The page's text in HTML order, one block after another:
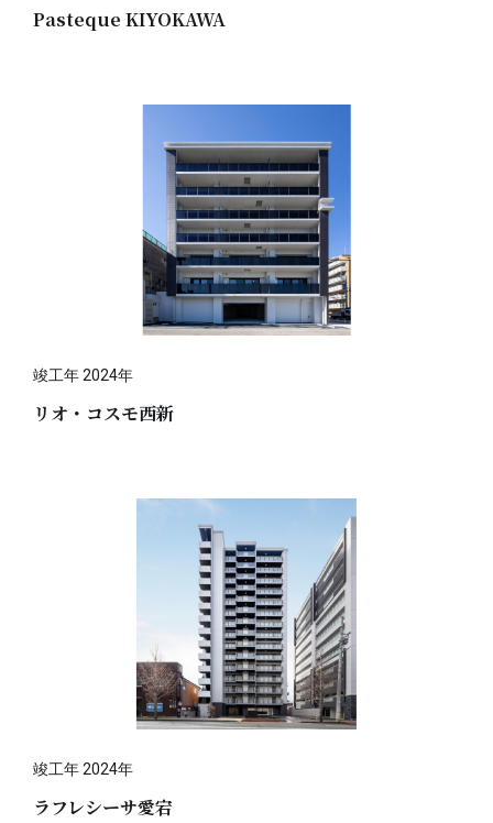
Pasteque KIYOKAWA
竣工年 2024年
リオ・コスモ西新
竣工年 2024年
ラフレシーサ愛宕